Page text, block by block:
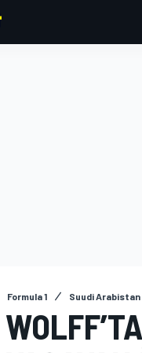
Formula 1 Suudi Arabistan